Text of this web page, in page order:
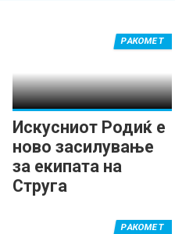
Искусниот Родиќ е
ново засилување
за екипата на
Струга
РАКОМЕТ
РАКОМЕТ